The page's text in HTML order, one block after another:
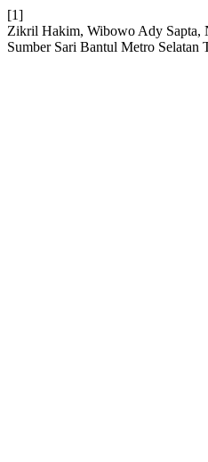
[1]
Zikril Hakim, Wibowo Ady Sapta,
Sumber Sari Bantul Metro Selatan